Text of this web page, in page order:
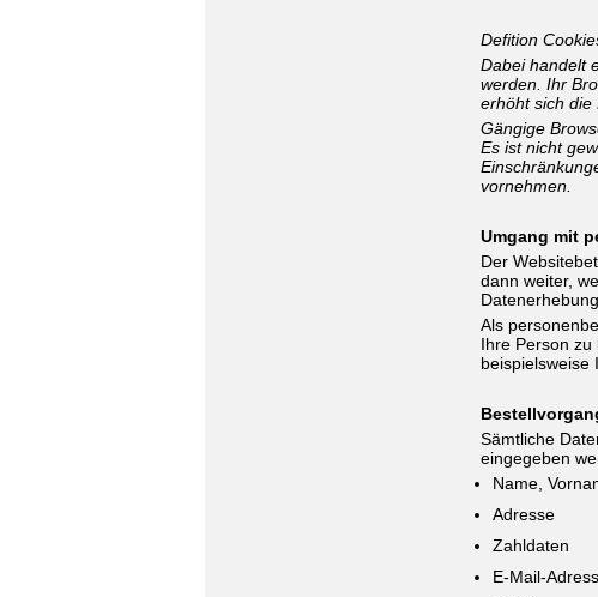
Defition
Dabei handelt
werden. Ihr
erhöht sich die
Gängige
Es ist nicht
vornehmen.
Umgang mit
Der
dann weiter,
Als
Ihre Person
beispielsweise
Sämtliche
eingegeben
Name,
Adresse
Zahldaten
E-Mail-